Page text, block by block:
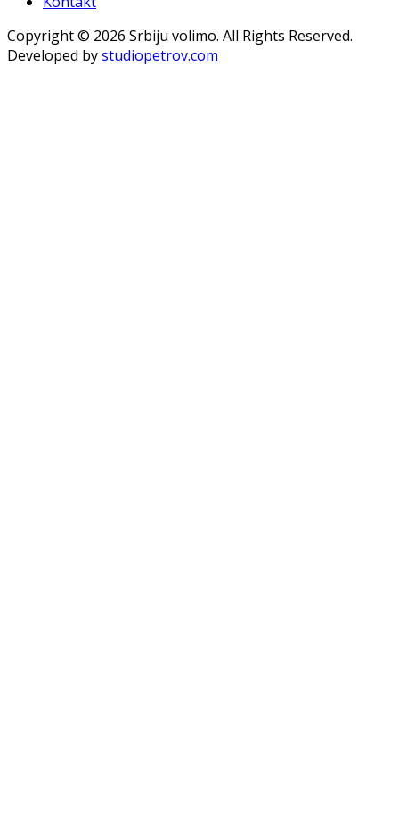
Copyright © 2026 Srbiju volimo. All Rights Reserved.
Developed bystudiopetrov.com